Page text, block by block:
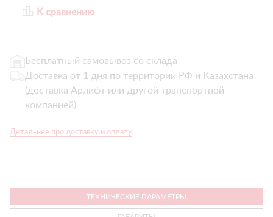
К сравнению
Бесплатный самовывоз со склада
Доставка от 1 дня по территории РФ и Казахстана
(доставка Арлифт или другой транспортной
компанией)
Детальнее про доставку и оплату
ТЕХНИЧЕСКИЕ ПАРАМЕТРЫ